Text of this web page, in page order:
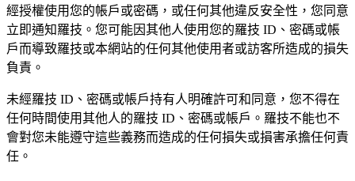
經授權使用您的帳戶或密碼，或任何其他違反安全性，您同意
立即通知羅技。您可能因其他人使用您的羅技 ID、密碼或帳
戶而導致羅技或本網站的任何其他使用者或訪客所造成的損失
負責。
未經羅技 ID、密碼或帳戶持有人明確許可和同意，您不得在
任何時間使用其他人的羅技 ID、密碼或帳戶。羅技不能也不
會對您未能遵守這些義務而造成的任何損失或損害承擔任何責
任。